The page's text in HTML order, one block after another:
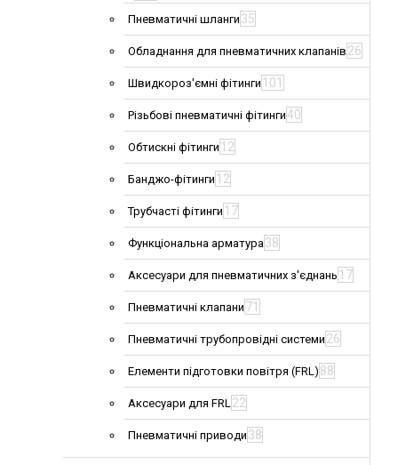
Пневматичні шланги 35
Обладнання для пневматичних клапанів 26
Швидкороз'ємні фітинги 101
Різьбові пневматичні фітинги40
Обтискні фітинги 12
Банджо-фітинги 12
Трубчасті фітинги 17
Функціональна арматура38
Аксесуари для пневматичних з'єднань 17
Пневматичні клапани 71
Пневматичні трубопровідні системи 26
Елементи підготовки повітря (FRL) 88
Аксесуари для FRL22
Пневматичні приводи 38